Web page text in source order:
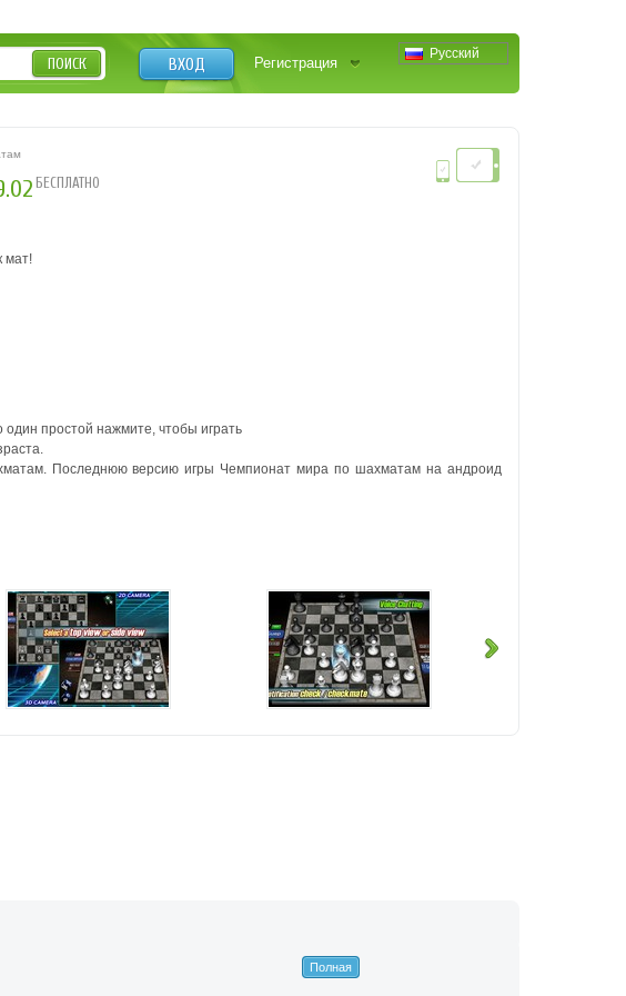
Русский
ВХОД Регистрация
ПОИСК
БЕСПЛАТНО
мат!
один простой нажмите, чтобы играть
Последнюю версию игры Чемпионат мира по шахматам на андроид
Полная